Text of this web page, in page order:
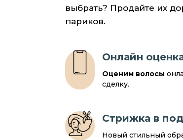
выбрать? Продайте их
париков.
Онлайн
Оценим волосы
сделку.
Стрижка в
Новый стильный